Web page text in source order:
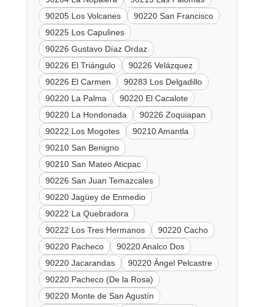
90205 Los Volcanes
90220 San Francisco
90225 Los Capulines
90226 Gustavo Díaz Ordaz
90226 El Triángulo
90226 Velázquez
90226 El Carmen
90283 Los Delgadillo
90220 La Palma
90220 El Cacalote
90220 La Hondonada
90226 Zoquiapan
90222 Los Mogotes
90210 Amantla
90210 San Benigno
90210 San Mateo Aticpac
90226 San Juan Temazcales
90220 Jagüey de Enmedio
90222 La Quebradora
90222 Los Tres Hermanos
90220 Cacho
90220 Pacheco
90220 Analco Dos
90220 Jacarandas
90220 Ángel Pelcastre
90220 Pacheco (De la Rosa)
90220 Monte de San Agustín